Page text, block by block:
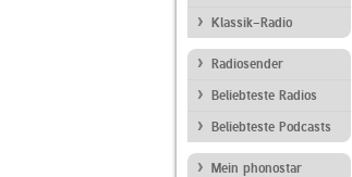
Klassik-Radio
Radiosender
Beliebteste Radios
Beliebteste Podcasts
Mein phonostar